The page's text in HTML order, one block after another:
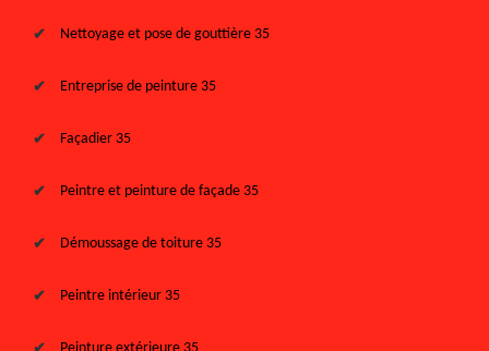
Nettoyage et pose de gouttière 35
Entreprise de peinture 35
Façadier 35
Peintre et peinture de façade 35
Démoussage de toiture 35
Peintre intérieur 35